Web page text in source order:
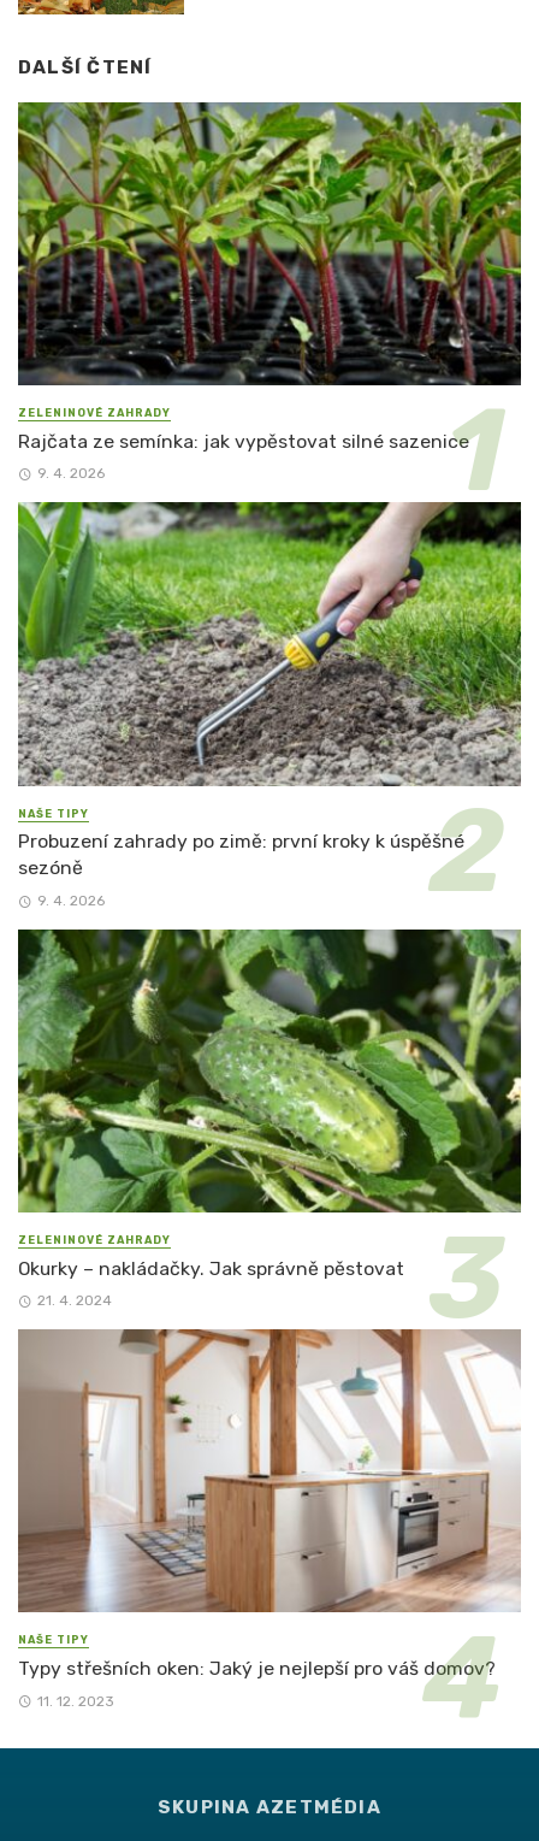
DALŠÍ ČTENÍ
ZELENINOVÉ ZAHRADY
Rajčata ze semínka: jak vypěstovat silné sazenice
9. 4. 2026
NAŠE TIPY
Probuzení zahrady po zimě: první kroky k úspěšné
sezóně
9. 4. 2026
ZELENINOVÉ ZAHRADY
Okurky – nakládačky. Jak správně pěstovat
21. 4. 2024
NAŠE TIPY
Typy střešních oken: Jaký je nejlepší pro váš domov?
11. 12. 2023
SKUPINA AZETMÉDIA